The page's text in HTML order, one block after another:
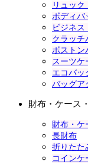
リュック
ボディバ
ビジネス
クラッチ
ボストン
スーツケ
エコバッ
バッグア
財布・ケース
財布・ケ
長財布
折りたた
コインケ